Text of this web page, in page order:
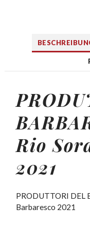
Rio
2021
PRODUTTORI DEL
Barbaresco 2021